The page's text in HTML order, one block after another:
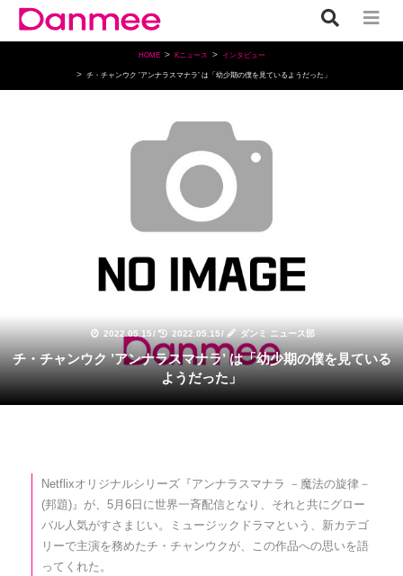
HOME Kニュース インタビュー
チ・チャンウク ’アンナラスマナラ’ は「幼少期の僕を見ているようだった」
2022.05.15/ 2022.05.15/ ダンミ ニュース部
チ・チャンウク ’アンナラスマナラ’ は「幼少期の僕を見ている
ようだった」
Netflixオリジナルシリーズ『アンナラスマナラ －魔法の旋律－
(邦題)』が、5月6日に世界一斉配信となり、それと共にグロー
バル人気がすさまじい。ミュージックドラマという、新カテゴ
リーで主演を務めたチ・チャンウクが、この作品への思いを語
ってくれた。